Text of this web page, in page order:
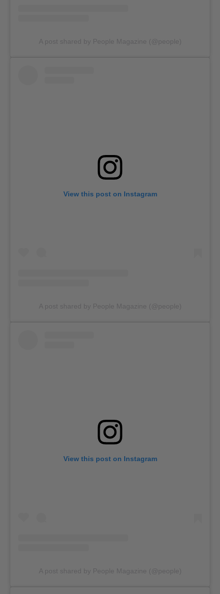
A post shared by People Magazine (@people)
View this post on Instagram
A post shared by People Magazine (@people)
View this post on Instagram
A post shared by People Magazine (@people)